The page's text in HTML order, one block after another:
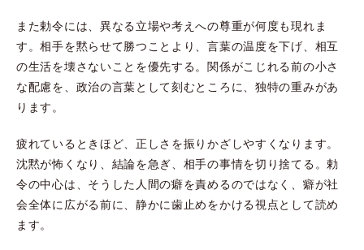
また勅令には、異なる立場や考えへの尊重が何度も現れま
す。相手を黙らせて勝つことより、言葉の温度を下げ、相互
の生活を壊さないことを優先する。関係がこじれる前の小さ
な配慮を、政治の言葉として刻むところに、独特の重みがあ
ります。
疲れているときほど、正しさを振りかざしやすくなります。
沈黙が怖くなり、結論を急ぎ、相手の事情を切り捨てる。勅
令の中心は、そうした人間の癖を責めるのではなく、癖が社
会全体に広がる前に、静かに歯止めをかける視点として読め
ます。